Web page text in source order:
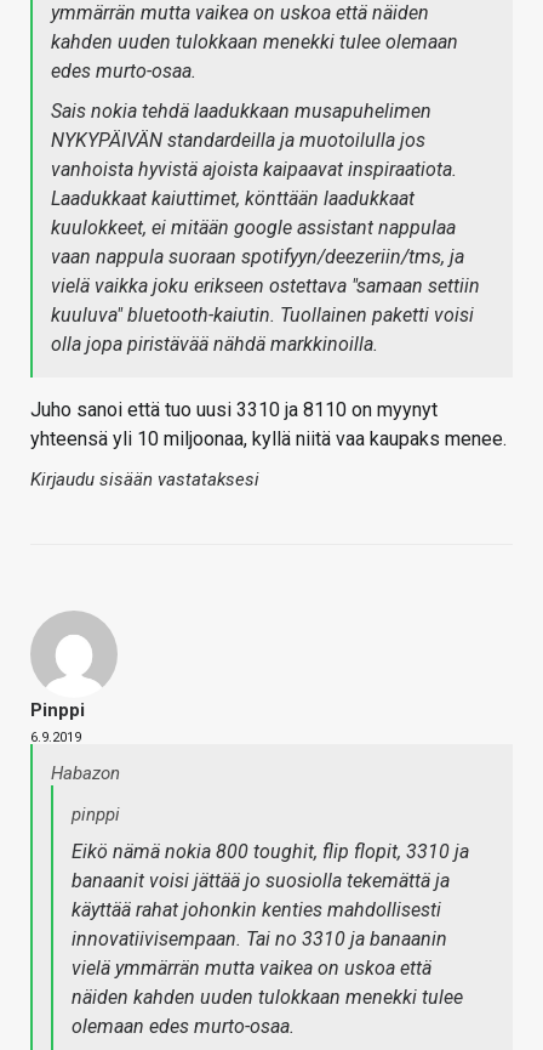
ymmärrän mutta vaikea on uskoa että näiden
kahden uuden tulokkaan menekki tulee olemaan
edes murto-osaa.
Sais nokia tehdä laadukkaan musapuhelimen
NYKYPÄIVÄN standardeilla ja muotoilulla jos
vanhoista hyvistä ajoista kaipaavat inspiraatiota.
Laadukkaat kaiuttimet, könttään laadukkaat
kuulokkeet, ei mitään google assistant nappulaa
vaan nappula suoraan spotifyyn/deezeriin/tms, ja
vielä vaikka joku erikseen ostettava "samaan settiin
kuuluva" bluetooth-kaiutin. Tuollainen paketti voisi
olla jopa piristävää nähdä markkinoilla.
Juho sanoi että tuo uusi 3310 ja 8110 on myynyt
yhteensä yli 10 miljoonaa, kyllä niitä vaa kaupaks menee.
Kirjaudu sisään vastataksesi
Pinppi
6.9.2019
Habazon
pinppi
Eikö nämä nokia 800 toughit, flip flopit, 3310 ja
banaanit voisi jättää jo suosiolla tekemättä ja
käyttää rahat johonkin kenties mahdollisesti
innovatiivisempaan. Tai no 3310 ja banaanin
vielä ymmärrän mutta vaikea on uskoa että
näiden kahden uuden tulokkaan menekki tulee
olemaan edes murto-osaa.